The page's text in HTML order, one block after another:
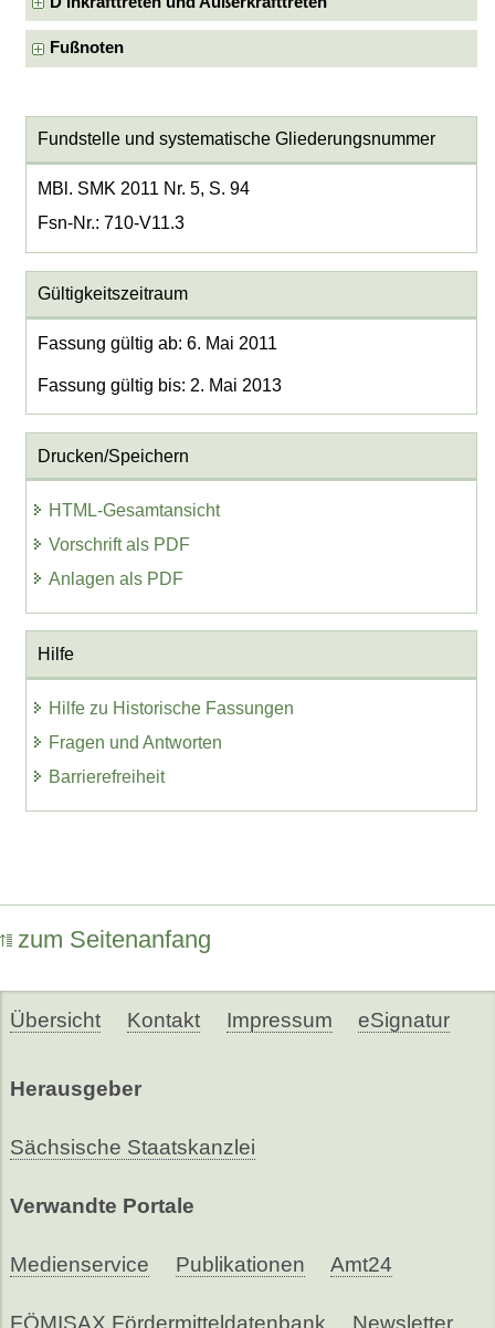
Fußnoten
Fundstelle und systematische Gliederungsnummer
MBl. SMK 2011 Nr. 5, S. 94
Fsn-Nr.: 710-V11.3
Gültigkeitszeitraum
Fassung gültig ab: 6. Mai 2011
Fassung gültig bis: 2. Mai 2013
Drucken/Speichern
HTML-Gesamtansicht
Vorschrift als PDF
Anlagen als PDF
Hilfe
Hilfe zu Historische Fassungen
Fragen und Antworten
Barrierefreiheit
zum Seitenanfang
Übersicht Kontakt Impressum eSignatur
Herausgeber
Sächsische Staatskanzlei
Verwandte Portale
Medienservice Publikationen Amt24
FÖMISAX Fördermitteldatenbank Newsletter